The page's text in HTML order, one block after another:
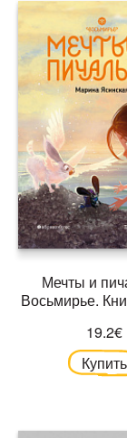
Мечты и
Восьмирье.
19.2€
Купить